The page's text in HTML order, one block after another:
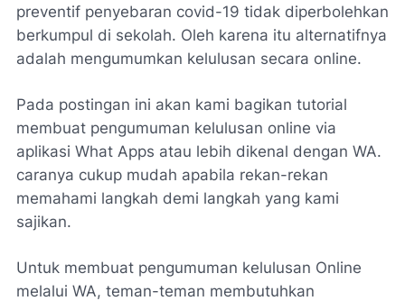
preventif penyebaran covid-19 tidak diperbolehkan
berkumpul di sekolah. Oleh karena itu alternatifnya
adalah mengumumkan kelulusan secara online.
Pada postingan ini akan kami bagikan tutorial
membuat pengumuman kelulusan online via
aplikasi What Apps atau lebih dikenal dengan WA.
caranya cukup mudah apabila rekan-rekan
memahami langkah demi langkah yang kami
sajikan.
Untuk membuat pengumuman kelulusan Online
melalui WA, teman-teman membutuhkan